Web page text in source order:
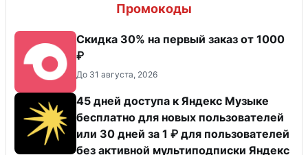
Промокоды
Скидка 30% на первый заказ от 1000
₽
До 31 августа, 2026
45 дней доступа к Яндекс Музыке
бесплатно для новых пользователей
или 30 дней за 1 ₽ для пользователей
без активной мультиподписки Яндекс